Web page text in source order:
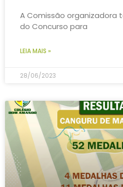
A Comissão organizadora
do Concurso para
LEIA MAIS »
28/06/2023